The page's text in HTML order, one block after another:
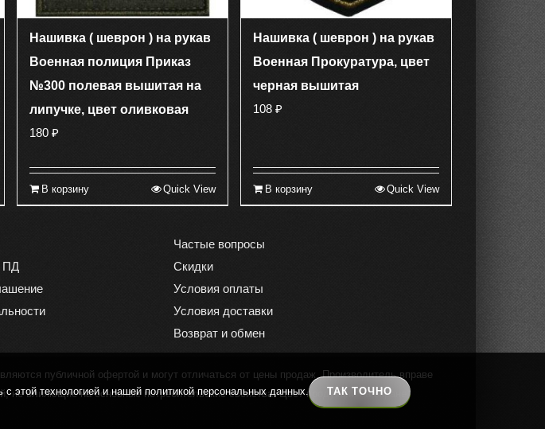
Нашивка ( шеврон ) на рукав
Военная полиция Приказ
№300 полевая вышитая на
липучке, цвет оливковая
180 ₽
В корзину Quick View
Нашивка ( шеврон ) на рукав
Военная Прокуратура, цвет
черная вышитая
108 ₽
В корзину Quick View
ПД
Частые вопросы
Скидки
Условия оплаты
Условия доставки
Возврат и обмен
публичной офертой и могут отличаться от цены продаж. Производитель вправе
влияющие на основные потребительские свойства. Цвет продукции на экране
технологией и нашей политикой персональных данных. ТАК ТОЧНО